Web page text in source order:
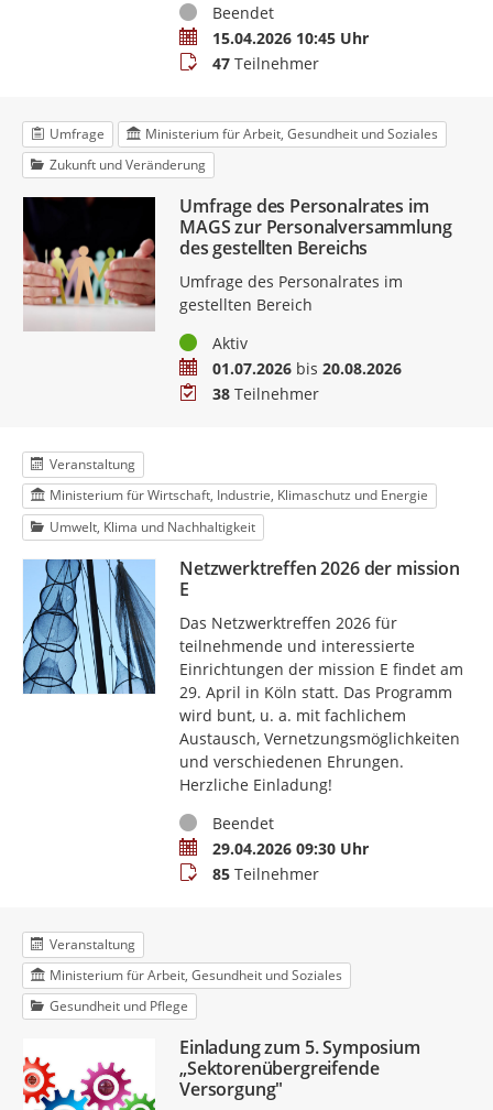
StatusBeendet
Termin15.04.2026 10:45 Uhr
Teilnehmer
47Teilnehmer
Umfrage
Ministerium für Arbeit, Gesundheit und Soziales
Zukunft und Veränderung
Umfrage des Personalrates im
MAGS zur Personalversammlung
des gestellten Bereichs
Umfrage des Personalrates im
gestellten Bereich
StatusAktiv
Zeitraum01.07.2026bis 20.08.2026
Teilnehmer
38Teilnehmer
Veranstaltung
Ministerium für Wirtschaft, Industrie, Klimaschutz und Energie
Umwelt, Klima und Nachhaltigkeit
Netzwerktreffen 2026 der mission
E
Das Netzwerktreffen 2026 für
teilnehmende und interessierte
Einrichtungen der mission E findet am
29. April in Köln statt. Das Programm
wird bunt, u. a. mit fachlichem
Austausch, Vernetzungsmöglichkeiten
und verschiedenen Ehrungen.
Herzliche Einladung!
StatusBeendet
Termin29.04.2026 09:30 Uhr
Teilnehmer
85Teilnehmer
Veranstaltung
Ministerium für Arbeit, Gesundheit und Soziales
Gesundheit und Pflege
Einladung zum 5. Symposium
„Sektorenübergreifende
Versorgung"